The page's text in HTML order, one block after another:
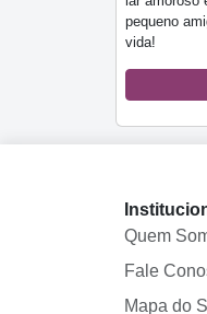
pequeno
vida!
Quem
Fale
Mapa do